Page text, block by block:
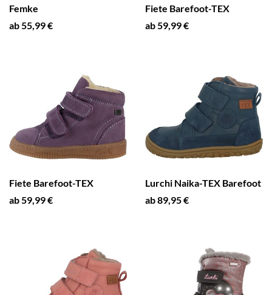
Femke
ab 55,99 €
Fiete Barefoot-TEX
ab 59,99 €
Fiete Barefoot-TEX
ab 59,99 €
Lurchi Naika-TEX Barefoot
ab 89,95 €